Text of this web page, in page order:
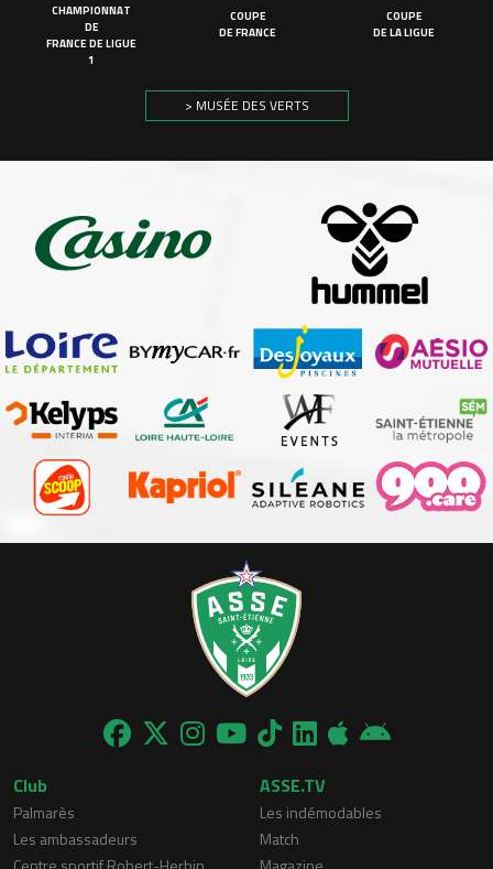
CHAMPIONNAT
DE
FRANCE DE LIGUE
1
COUPE
DE FRANCE
COUPE
DE LA LIGUE
> MUSÉE DES VERTS
Club
Palmarès
Les ambassadeurs
ASSE.TV
Les indémodables
Match